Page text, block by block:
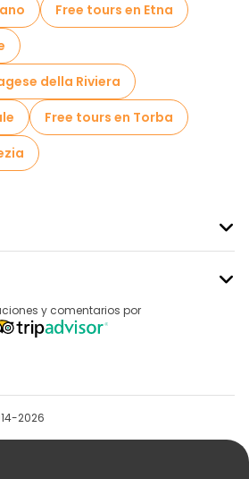
Free tours en Etna
della Riviera
Free tours en Torba
y comentarios por
2026